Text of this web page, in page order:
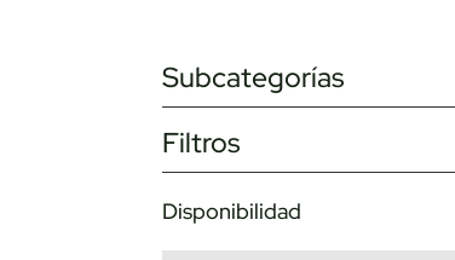
Subcategorías
Filtros
Disponibilidad